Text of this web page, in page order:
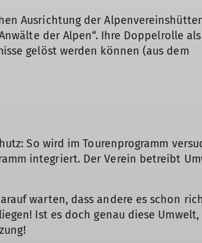
Ausrichtung der
der Alpen“. Ihre Doppelrolle
gelöst werden können (aus dem
So wird im Tourenprogramm
integriert. Der Verein betreibt
warten, dass andere es schon
Ist es doch genau diese